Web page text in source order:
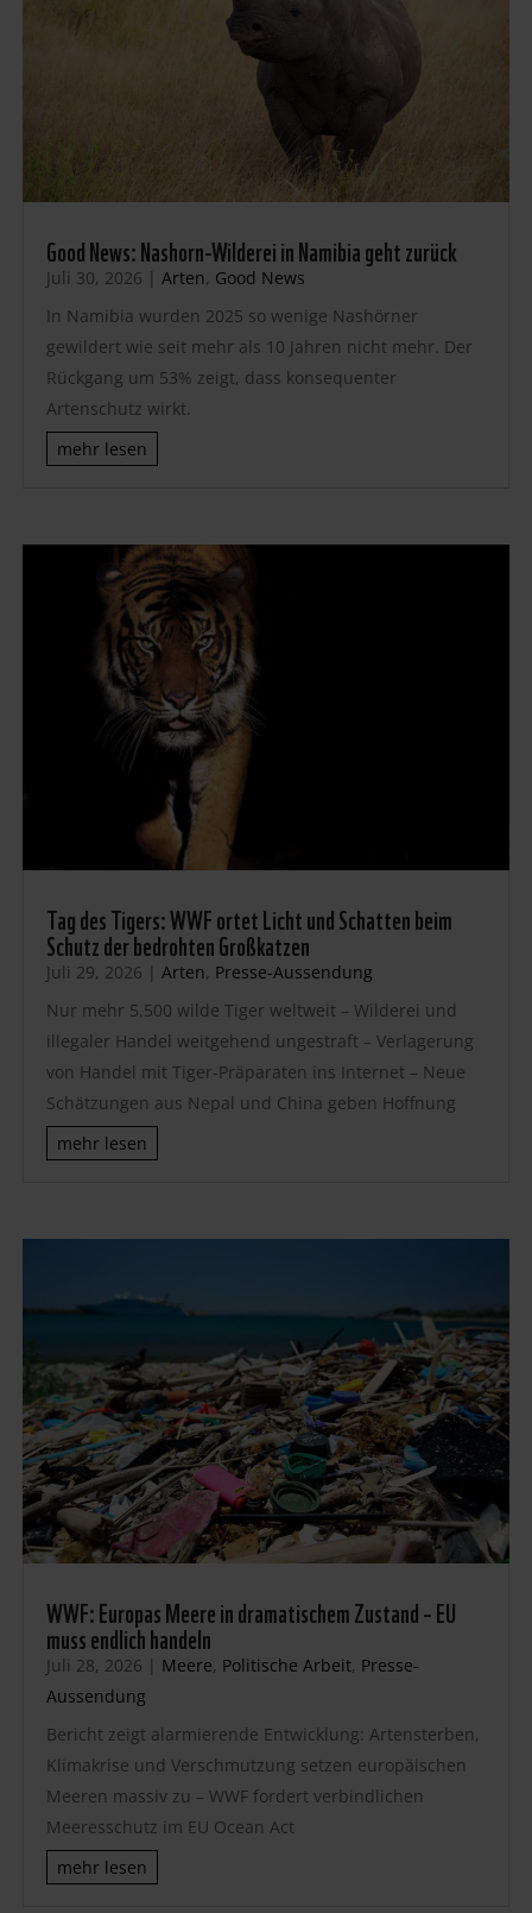
Good News: Nashorn-Wilderei in Namibia geht zurück
Juli 30, 2026 | Arten, Good News
In Namibia wurden 2025 so wenige Nashörner
gewildert wie seit mehr als 10 Jahren nicht mehr. Der
Rückgang um 53% zeigt, dass konsequenter
Artenschutz wirkt.
mehr lesen
Tag des Tigers: WWF ortet Licht und Schatten beim
Schutz der bedrohten Großkatzen
Juli 29, 2026 | Arten, Presse-Aussendung
Nur mehr 5.500 wilde Tiger weltweit – Wilderei und
illegaler Handel weitgehend ungestraft – Verlagerung
von Handel mit Tiger-Präparaten ins Internet – Neue
Schätzungen aus Nepal und China geben Hoffnung
mehr lesen
WWF: Europas Meere in dramatischem Zustand – EU
muss endlich handeln
Juli 28, 2026 | Meere, Politische Arbeit, Presse-
Aussendung
Bericht zeigt alarmierende Entwicklung: Artensterben,
Klimakrise und Verschmutzung setzen europäischen
Meeren massiv zu – WWF fordert verbindlichen
Meeresschutz im EU Ocean Act
mehr lesen